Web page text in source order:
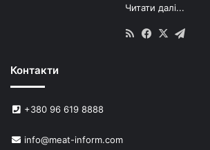
е
й
У
р
Читати далі...
RSS Facebook
X
Контакти
+380 96 619 8888
info@meat-inform.com